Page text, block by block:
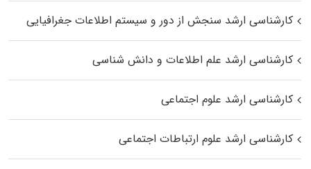
کارشناسی ارشد سنجش از دور و سیستم اطلاعات جغرافیایی
کارشناسی ارشد علم اطلاعات و دانش شناسی
کارشناسی ارشد علوم اجتماعی
کارشناسی ارشد علوم ارتباطات اجتماعی